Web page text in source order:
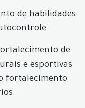
de habilidades
de
e esportivas
fortalecimento